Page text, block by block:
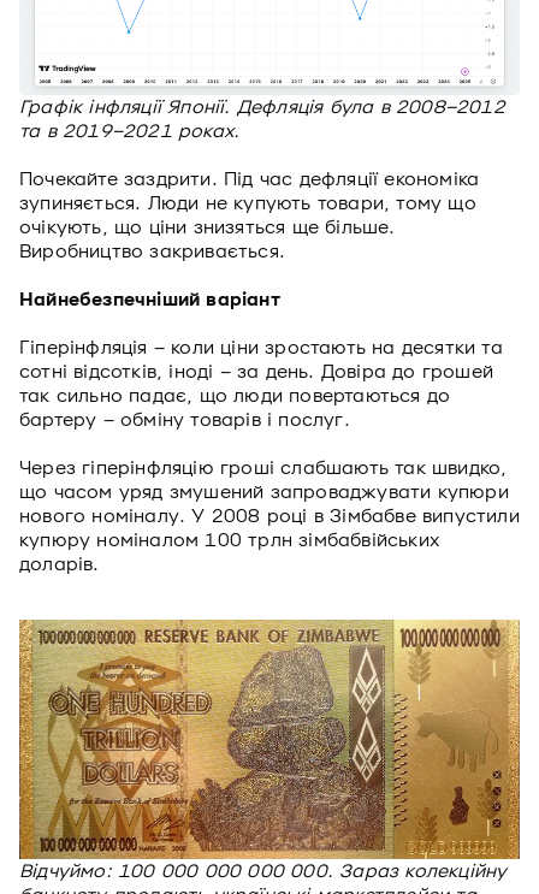
Графік інфляції Японії. Дефляція була в 2008–2012
та в 2019–2021 роках.
Почекайте заздрити. Під час дефляції економіка
зупиняється. Люди не купують товари, тому що
очікують, що ціни знизяться ще більше.
Виробництво закривається.
Найнебезпечніший варіант
Гіперінфляція – коли ціни зростають на десятки та
сотні відсотків, іноді – за день. Довіра до грошей
так сильно падає, що люди повертаються до
бартеру – обміну товарів і послуг.
Через гіперінфляцію гроші слабшають так швидко,
що часом уряд змушений запроваджувати купюри
нового номіналу. У 2008 році в Зімбабве випустили
купюру номіналом 100 трлн зімбабвійських
доларів.
Відчуймо: 100 000 000 000 000. Зараз колекційну